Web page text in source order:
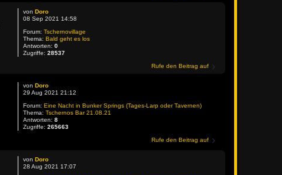
vonDoro
08 Sep 2021 14:58
Forum:Tschernovillage
Thema:Bald geht es los
Antworten:0
Zugriffe:28537
Rufe den Beitrag auf
vonDoro
29 Aug 2021 21:12
Forum:Eine Nacht in Bunker Springs (Tages-Larp oder Tavernen)
Thema:Tschernos Bar 21.08.21
Antworten:8
Zugriffe:265663
Rufe den Beitrag auf
vonDoro
28 Aug 2021 17:07